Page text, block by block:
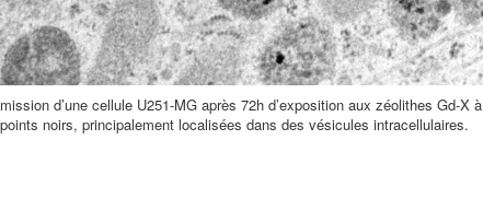
d’une cellule U251-MG après 72h d’exposition aux zéolithes Gd-X à
noirs, principalement localisées dans des vésicules intracellulaires.